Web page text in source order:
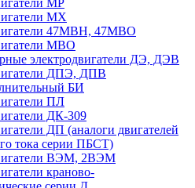
МР
MX
47MBH, 47МВО
MBO
электродвигатели ДЭ, ДЭВ
ДПЭ, ДПВ
БИ
ПЛ
ДК-309
ДП (аналоги двигателей
тока серии ПБСТ)
ВЭМ, 2ВЭМ
краново-